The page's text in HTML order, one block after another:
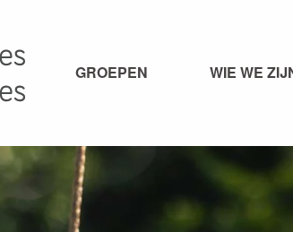
GROEPEN WIE WE